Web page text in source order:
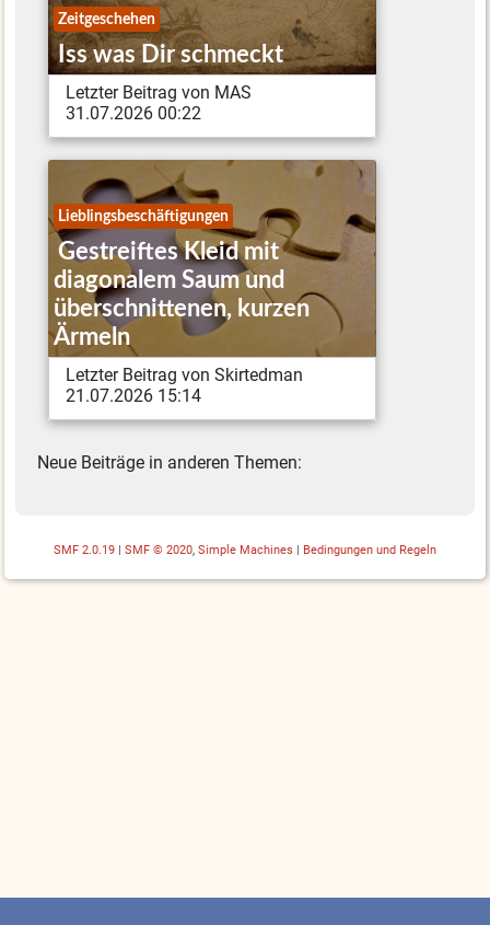
Zeitgeschehen
Iss was Dir schmeckt
Letzter Beitrag von MAS
31.07.2026 00:22
Lieblingsbeschäftigungen
Gestreiftes Kleid mit
diagonalem Saum und
überschnittenen, kurzen
Ärmeln
Letzter Beitrag von Skirtedman
21.07.2026 15:14
Neue Beiträge in anderen Themen:
SMF 2.0.19 | SMF © 2020 Simple Machines | Bedingungen und Regeln